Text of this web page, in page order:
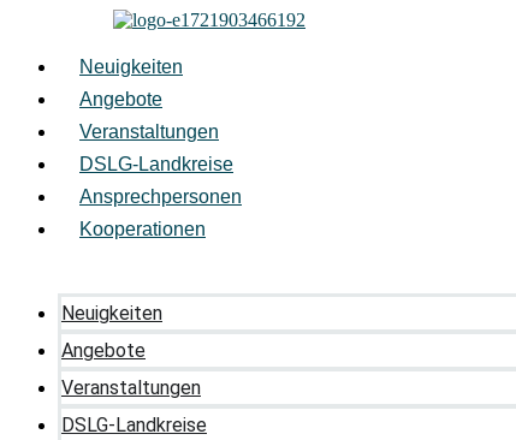
springen
Neuigkeiten
Angebote
Veranstaltungen
DSLG-Landkreise
Ansprechpersonen
Kooperationen
Neuigkeiten
Angebote
Veranstaltungen
DSLG-Landkreise